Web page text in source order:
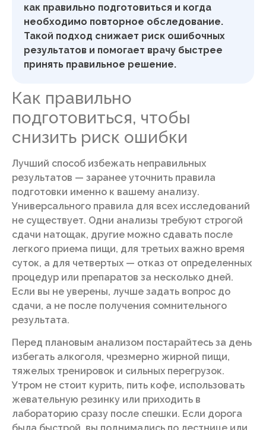
как правильно подготовиться и когда
необходимо повторное обследование.
Такой подход снижает риск ошибочных
результатов и помогает врачу быстрее
принять правильное решение.
Как правильно
подготовиться, чтобы
снизить риск ошибки
Лучший способ избежать неправильных
результатов — заранее уточнить правила
подготовки именно к вашему анализу.
Универсального правила для всех исследований
не существует. Одни анализы требуют строгой
сдачи натощак, другие можно сдавать после
легкого приема пищи, для третьих важно время
суток, а для четвертых — отказ от определенных
процедур или препаратов за несколько дней.
Если вы не уверены, лучше задать вопрос до
сдачи, а не после получения сомнительного
результата.
Перед плановым анализом постарайтесь за день
избегать алкоголя, чрезмерно жирной пищи,
тяжелых тренировок и сильных перегрузок.
Утром не стоит курить, пить кофе, использовать
жевательную резинку или приходить в
лабораторию сразу после спешки. Если дорога